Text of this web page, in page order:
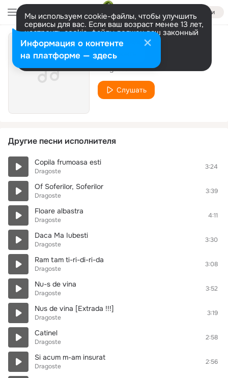
Войти
Мы используем cookie-файлы, чтобы улучшить
сервисы для вас. Если ваш возраст менее 13 лет,
настроить cookie-файлы должен ваш законный
представитель. Больше информации
Разрешить все Настроить
Ei, Hai-Hai
Dragoste
Слушать
Другие песни исполнителя
Copila frumoasa esti
Dragoste
3:24
Of Soferilor, Soferilor
Dragoste
3:39
Floare albastra
Dragoste
4:11
Daca Ma Iubesti
Dragoste
3:30
Ram tam ti-ri-di-ri-da
Dragoste
3:08
Nu-s de vina
Dragoste
3:52
Nus de vina [Extrada !!!]
Dragoste
3:19
Catinel
Dragoste
2:58
Si acum m-am insurat
Dragoste
2:56
Информация о контенте
на платформе — здесь